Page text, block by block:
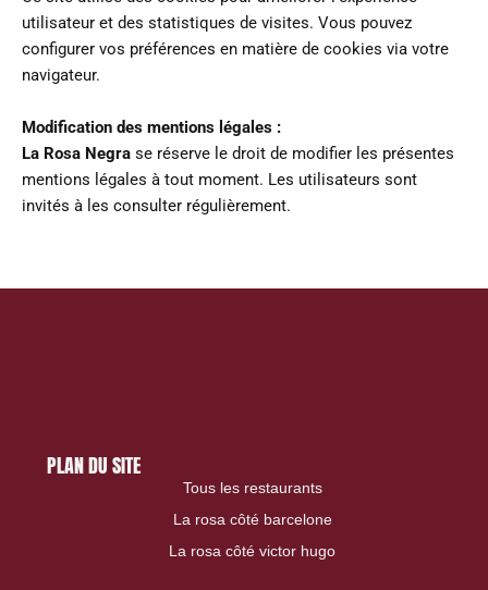
utilisateur et des statistiques de visites. Vous pouvez
configurer vos préférences en matière de cookies via votre
navigateur.
Modification des mentions légales :
La Rosa Negra se réserve le droit de modifier les présentes
mentions légales à tout moment. Les utilisateurs sont
invités à les consulter régulièrement.
PLAN DU SITE
Tous les restaurants
La rosa côté barcelone
La rosa côté victor hugo